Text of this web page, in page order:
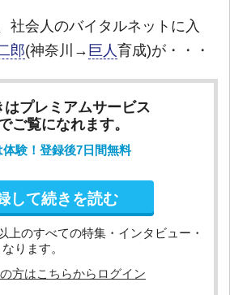
会人のバイタルネットに入
郎(神奈川→ 巨人 育成)が・・・
はプレミアムサービス
ご覧になれます。
体験！登録後7日間無料
して続きを読む
上のすべての特集・インタビュー・
ります。
方はこちらからログイン